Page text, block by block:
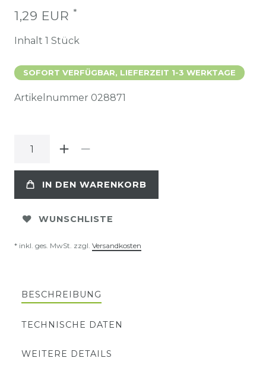
1,29 EUR *
Inhalt 1 Stück
SOFORT VERFÜGBAR, LIEFERZEIT 1-3 WERKTAGE
Artikelnummer 028871
IN DEN WARENKORB
WUNSCHLISTE
* inkl. ges. MwSt. zzgl. Versandkosten
BESCHREIBUNG
TECHNISCHE DATEN
WEITERE DETAILS